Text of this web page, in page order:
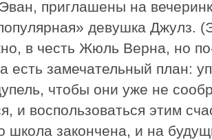
приглашены на
девушка Джулз.
в честь Жюль Верна, но
есть замечательный план:
чтобы они уже не
и воспользоваться этим
школа закончена, и на